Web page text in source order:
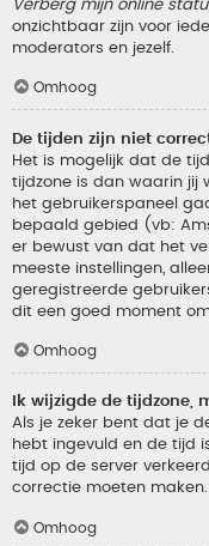
Verberg mijn online
onzichtbaar zijn voor
moderators en jezelf.
Omhoog
De tijden zijn niet
Het is mogelijk dat de
tijdzone is dan waarin jij
het gebruikerspaneel
bepaald gebied (vb:
er bewust van dat het
meeste instellingen,
geregistreerde
dit een goed moment
Omhoog
Ik wijzigde de tijdzone,
Als je zeker bent dat je
hebt ingevuld en de tijd
tijd op de server
correctie moeten maken.
Omhoog